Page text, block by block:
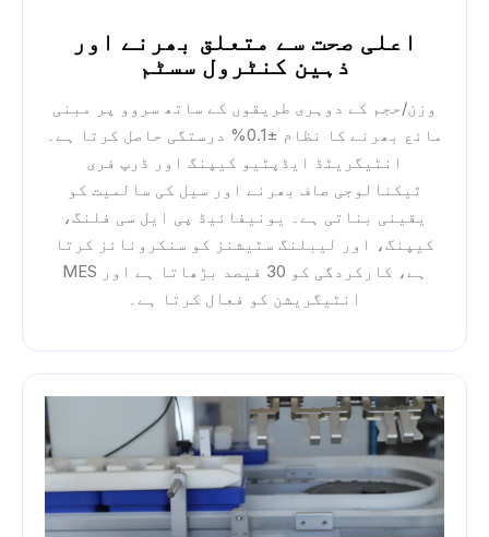
اعلی صحت سے متعلق بھرنے اور
ذہین کنٹرول سسٹم
وزن/حجم کے دوہری طریقوں کے ساتھ سروو پر مبنی
مائع بھرنے کا نظام ±0.1% درستگی حاصل کرتا ہے۔
انٹیگریٹڈ ایڈپٹیو کیپنگ اور ڈرپ فری
ٹیکنالوجی صاف بھرنے اور سیل کی سالمیت کو
یقینی بناتی ہے۔ یونیفائیڈ پی ایل سی فلنگ،
کیپنگ، اور لیبلنگ سٹیشنز کو سنکرونائز کرتا
ہے، کارکردگی کو 30 فیصد بڑھاتا ہے اور MES
انٹیگریشن کو فعال کرتا ہے۔